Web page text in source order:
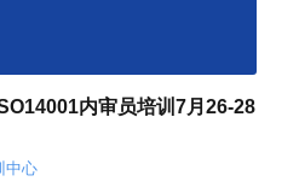
内审员培训7月26-28
中心